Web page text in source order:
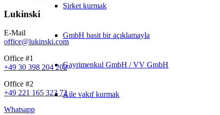
Şirket kurmak
GmbH basit bir açıklamayla
Gayrimenkul GmbH / VV GmbH
Aile vakıf kurmak
Lukinski
E-Mail
office@lukinski.com
Office #1
+49 30 398 204 202
Office #2
+49 221 165 323 72
Whatsapp